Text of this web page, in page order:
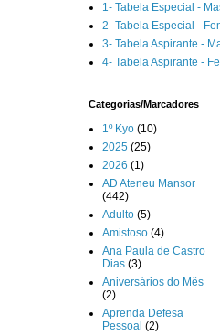
1- Tabela Especial -
2- Tabela Especial -
3- Tabela Aspirante -
4- Tabela Aspirante -
Categorias/Marcadores
1º Kyo (10)
2025 (25)
2026 (1)
AD Ateneu Mansor
(442)
Adulto (5)
Amistoso (4)
Ana Paula de Castro
Dias (3)
Aniversários do Mês
(2)
Aprenda Defesa
Pessoal (2)